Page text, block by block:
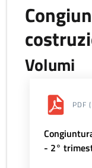
Volumi
PDF
- 2°